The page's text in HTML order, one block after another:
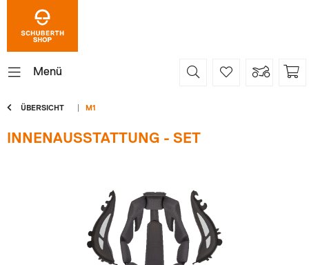
Menü
ÜBERSICHT M1
INNENAUSSTATTUNG - SET